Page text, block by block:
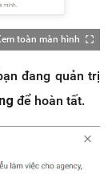
toàn màn hình
đang quản trị
để hoàn tất.